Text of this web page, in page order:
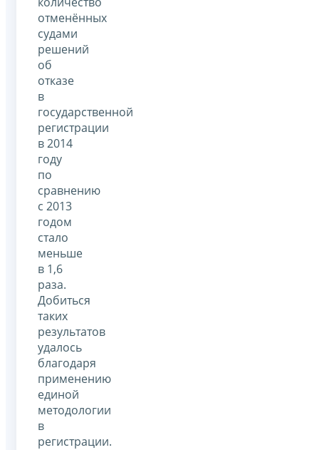
отменённых
судами
решений
об
отказе
в
государственной
регистрации
в 2014
году
по
сравнению
с 2013
годом
стало
меньше
в 1,6
раза.
Добиться
таких
результатов
удалось
благодаря
применению
единой
методологии
в
регистрации.